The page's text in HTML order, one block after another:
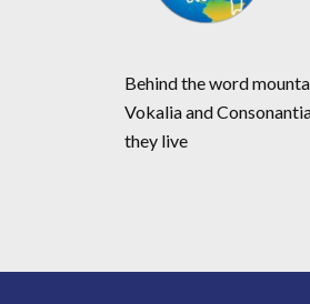
Behind the word
Vokalia and
they live